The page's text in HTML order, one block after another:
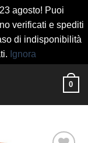
agosto! Puoi
verificati e spediti
di indisponibilità
Ignora
0